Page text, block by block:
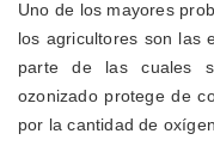
Uno de los mayores
los agricultores son las
parte de las cuales
ozonizado protege de
por la cantidad de